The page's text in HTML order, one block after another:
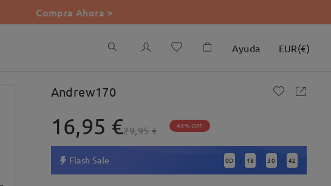
Compra Ahora >
Ayuda EUR(€)
Andrew170
16,95 €29,95 € 43% OFF
Flash Sale 0D : 18 : 30 : 41